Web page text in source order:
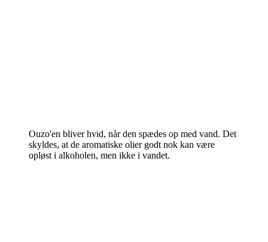
Ouzo'en bliver hvid, når den spædes op med vand. Det
skyldes, at de aromatiske olier godt nok kan være
opløst i alkoholen, men ikke i vandet.